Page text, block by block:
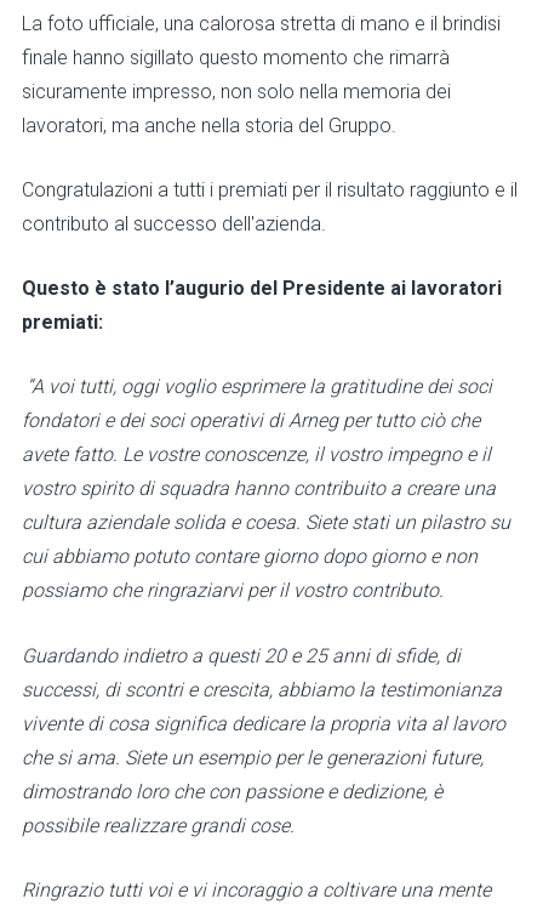
La foto ufficiale, una calorosa stretta di mano e il brindisi
finale hanno sigillato questo momento che rimarrà
sicuramente impresso, non solo nella memoria dei
lavoratori, ma anche nella storia del Gruppo.
Congratulazioni a tutti i premiati per il risultato raggiunto e il
contributo al successo dell'azienda.
Questo è stato l’augurio del Presidente ai lavoratori
premiati:
“A voi tutti, oggi voglio esprimere la gratitudine dei soci
fondatori e dei soci operativi di Arneg per tutto ciò che
avete fatto. Le vostre conoscenze, il vostro impegno e il
vostro spirito di squadra hanno contribuito a creare una
cultura aziendale solida e coesa. Siete stati un pilastro su
cui abbiamo potuto contare giorno dopo giorno e non
possiamo che ringraziarvi per il vostro contributo.
Guardando indietro a questi 20 e 25 anni di sfide, di
successi, di scontri e crescita, abbiamo la testimonianza
vivente di cosa significa dedicare la propria vita al lavoro
che si ama. Siete un esempio per le generazioni future,
dimostrando loro che con passione e dedizione, è
possibile realizzare grandi cose.
Ringrazio tutti voi e vi incoraggio a coltivare una mente